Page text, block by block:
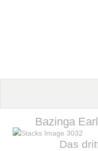
Bazinga
Das